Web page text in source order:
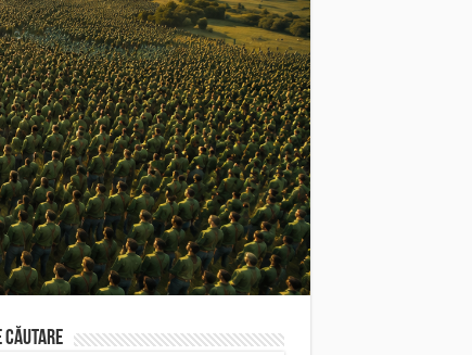
CĂUTARE